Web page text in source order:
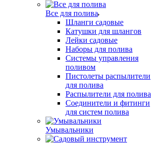
Все для полива
Шланги садовые
Катушки для шлангов
Лейки садовые
Наборы для полива
Системы управления
поливом
Пистолеты распылители
для полива
Распылители для полива
Соединители и фитинги
для систем полива
Умывальники